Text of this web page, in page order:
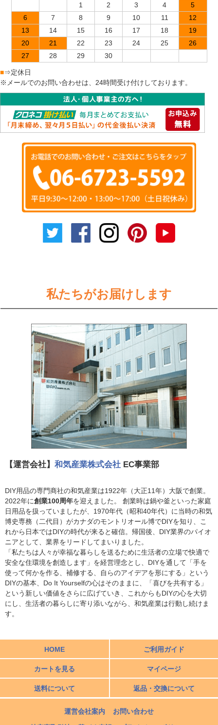
1
2 3 4
5
6
7 8 9 10 11
12
13
14 15 16 17 18
19
20
21 22 23 24 25
26
27
28 29 30
■⇒定休日
※メールでのお問い合わせは、24時間受け付けしております。
私たちがお届けします
【運営会社】 和気産業株式会社 EC事業部
DIY用品の専門商社の和気産業は1922年（大正11年）大阪で創業。
2022年に創業100周年を迎えました。 創業時は鍋や釜といった家庭
日用品を扱っていましたが、1970年代（昭和40年代）に当時の和気
博史専務（二代目）がカナダのモントリオール博でDIYを知り、こ
れから日本ではDIYの時代が来ると確信。帰国後、DIY業界のパイオ
ニアとして、業界をリードしてまいりました。
「私たちは人々が幸福な暮らしを送るために生活者の立場で快適で
安全な住環境を創造します」を経営理念とし、DIYを通して「手を
使って何かを作る、補修する、自らのアイデアを形にする」という
DIYの基本、Do It Yourselfの心はそのままに、「喜びを共有する」
という新しい価値をさらに広げていき、これからもDIYの心を大切
にし、生活者の暮らしに寄り添いながら、和気産業は行動し続けま
す。
HOME ご利用ガイド
カートを見る マイページ
送料について 返品・交換について
運営会社案内 お問い合わせ